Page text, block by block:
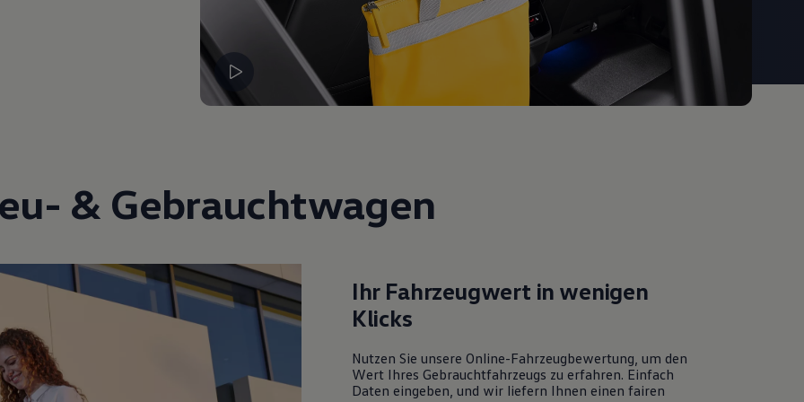
& Gebrauchtwagen
Ihr Fahrzeugwert in wenigen
Klicks
Nutzen Sie unsere Online-Fahrzeugbewertung, um den
Wert Ihres Gebrauchtfahrzeugs zu erfahren. Einfach
Daten eingeben, und wir liefern Ihnen einen fairen